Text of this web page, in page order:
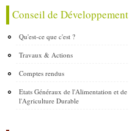
Conseil de Développement
Qu'est-ce que c'est ?
Travaux & Actions
Comptes rendus
Etats Généraux de l'Alimentation et de
l'Agriculture Durable